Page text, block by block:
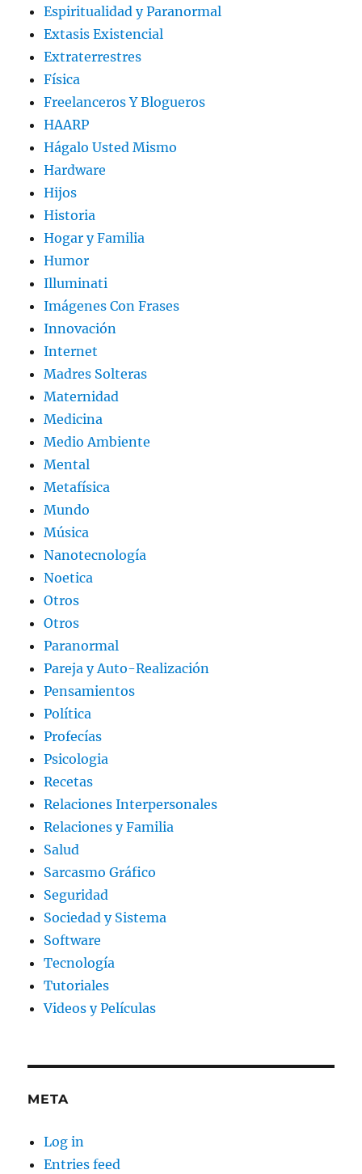
Espiritualidad y Paranormal
Extasis Existencial
Extraterrestres
Física
Freelanceros Y Blogueros
HAARP
Hágalo Usted Mismo
Hardware
Hijos
Historia
Hogar y Familia
Humor
Illuminati
Imágenes Con Frases
Innovación
Internet
Madres Solteras
Maternidad
Medicina
Medio Ambiente
Mental
Metafísica
Mundo
Música
Nanotecnología
Noetica
Otros
Otros
Paranormal
Pareja y Auto-Realización
Pensamientos
Política
Profecías
Psicologia
Recetas
Relaciones Interpersonales
Relaciones y Familia
Salud
Sarcasmo Gráfico
Seguridad
Sociedad y Sistema
Software
Tecnología
Tutoriales
Videos y Películas
META
Log in
Entries feed